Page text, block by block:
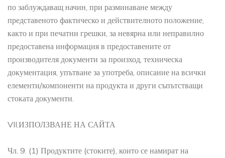
по заблуждаващ начин, при разминаване между
представеното фактическо и действителното положение,
както и при печатни грешки, за невярна или неправилно
предоставена информация в предоставените от
производителя документи за произход, техническа
документация, упътване за употреба, описание на всички
елементи/компоненти на продукта и други съпътстващи
стоката документи.
VII.ИЗПОЛЗВАНЕ НА САЙТА
Чл. 9. (1) Продуктите (стоките), които се намират на